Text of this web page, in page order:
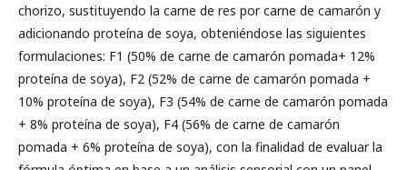
chorizo, sustituyendo la carne de res por carne de camarón y
adicionando proteína de soya, obteniéndose las siguientes
formulaciones: F1 (50% de carne de camarón pomada+ 12%
proteína de soya), F2 (52% de carne de camarón pomada +
10% proteína de soya), F3 (54% de carne de camarón pomada
+ 8% proteína de soya), F4 (56% de carne de camarón
pomada + 6% proteína de soya), con la finalidad de evaluar la